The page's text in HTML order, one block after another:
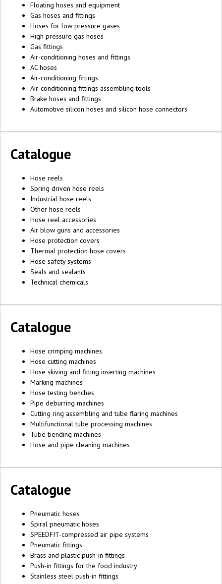
Floating hoses and equipment
Gas hoses and fittings
Hoses for low pressure gases
High pressure gas hoses
Gas fittings
Air-conditioning hoses and fittings
AC hoses
Air-conditioning fittings
Air-conditioning fittings assembling tools
Brake hoses and fittings
Automotive silicon hoses and silicon hose connectors
Catalogue
Hose reels
Spring driven hose reels
Industrial hose reels
Other hose reels
Hose reel accessories
Air blow guns and accessories
Hose protection covers
Thermal protection hose covers
Hose safety systems
Seals and sealants
Technical chemicals
Catalogue
Hose crimping machines
Hose cutting machines
Hose skiving and fitting inserting machines
Marking machines
Hose testing benches
Pipe deburring machines
Cutting ring assembling and tube flaring machines
Multifunctional tube processing machines
Tube bending machines
Hose and pipe cleaning machines
Catalogue
Pneumatic hoses
Spiral pneumatic hoses
SPEEDFIT-compressed air pipe systems
Pneumatic fittings
Brass and plastic push-in fittings
Push-in fittings for the food industry
Stainless steel push-in fittings